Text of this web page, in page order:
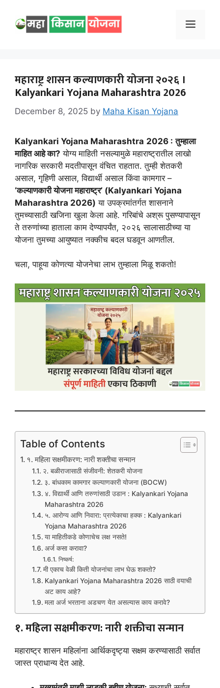
content
Menu
महाराष्ट्र शासन कल्याणकारी योजना २०२६ ।
Kalyankari Yojana Maharashtra 2026
December 8, 2025 by Maha Kisan Yojana
Kalyankari Yojana Maharashtra 2026 : तुम्हाला
माहित आहे का? योग्य माहिती नसल्यामुळे महाराष्ट्रातील लाखो
नागरिक सरकारी मदतीपासून वंचित राहतात. तुम्ही शेतकरी
असाल, गृहिणी असाल, विद्यार्थी असाल किंवा कामगार –
‘कल्याणकारी योजना महाराष्ट्र’ (Kalyankari Yojana
Maharashtra 2026) या उपक्रमांतर्गत शासनाने
तुमच्यासाठी खजिना खुला केला आहे. गरिबांचे अश्रू पुसण्यापासून
ते तरुणांच्या हाताला काम देण्यापर्यंत, २०२६ सालासाठीच्या या
योजना तुमच्या आयुष्यात नक्कीच बदल घडवून आणतील.
चला, पाहूया कोणत्या योजनेचा लाभ तुम्हाला मिळू शकतो!
Table of Contents
१. महिला सक्षमीकरण: नारी शक्तीचा सन्मान
२. बळीराजासाठी संजीवनी: शेतकरी योजना
३. बांधकाम कामगार कल्याणकारी योजना (BOCW)
४. विद्यार्थी आणि तरुणांसाठी उडान : Kalyankari Yojana
Maharashtra 2026
५. आरोग्य आणि निवारा: प्रत्येकाचा हक्क : Kalyankari
Yojana Maharashtra 2026
या माहितीकडे कोणाचेच लक्ष नसते!
अर्ज कसा करावा?
निष्कर्ष:
मी एकाच वेळी किती योजनांचा लाभ घेऊ शकतो?
Kalyankari Yojana Maharashtra 2026 साठी वयाची
अट काय आहे?
मला अर्ज भरताना अडचण येत असल्यास काय करावे?
१. महिला सक्षमीकरण: नारी शक्तीचा सन्मान
महाराष्ट्र शासन महिलांना आर्थिकदृष्ट्या सक्षम करण्यासाठी सर्वात
जास्त प्राधान्य देत आहे.